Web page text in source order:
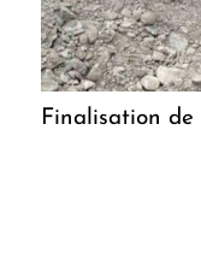
Finalisation